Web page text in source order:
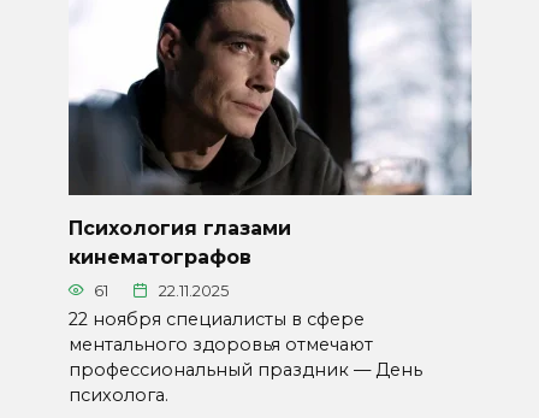
Психология глазами
кинематографов
61 22.11.2025
22 ноября специалисты в сфере
ментального здоровья отмечают
профессиональный праздник — День
психолога.